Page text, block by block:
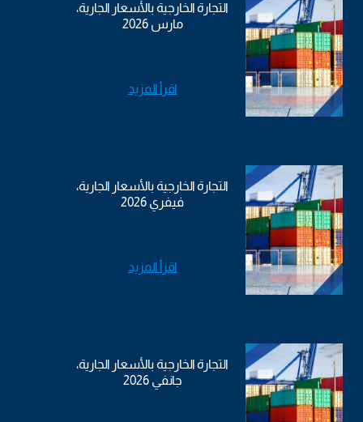
التجارة الخارجية بالأسعار الجارية،
مارس 2026
اقرأ المزيد
التجارة الخارجية بالأسعار الجارية،
فيفري 2026
اقرأ المزيد
التجارة الخارجية بالأسعار الجارية،
جانفي 2026